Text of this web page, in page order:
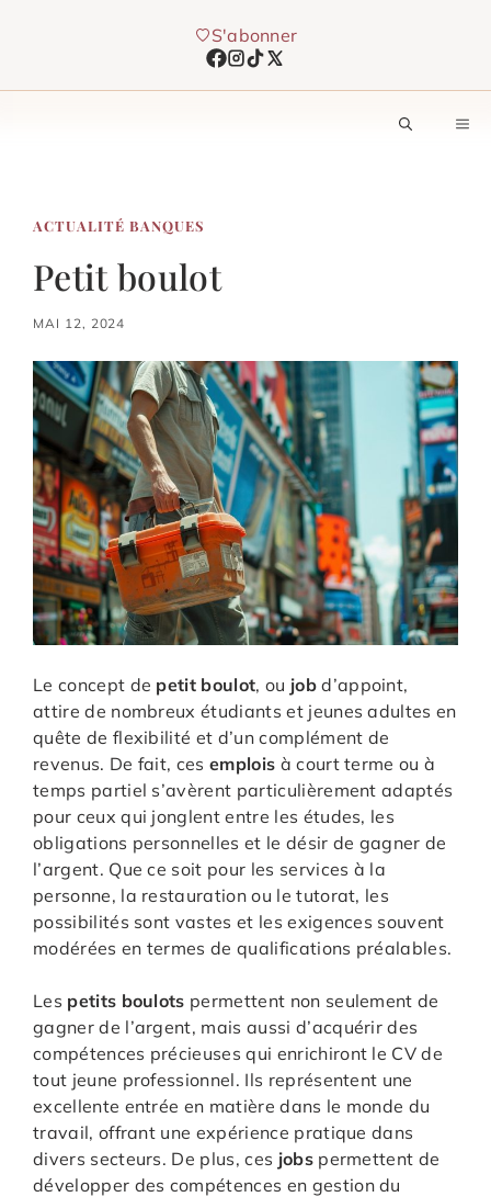
S'abonner
ACTUALITÉ BANQUES
Petit boulot
MAI 12, 2024
Le concept de petit boulot, ou jobd’appoint,
attire de nombreux étudiants et jeunes adultes en
quête de flexibilité et d’un complément de
revenus. De fait, cesemplois à court terme ou à
temps partiel s’avèrent particulièrement adaptés
pour ceux qui jonglent entre les études, les
obligations personnelles et le désir de gagner de
l’argent. Que ce soit pour les services à la
personne, la restauration ou le tutorat, les
possibilités sont vastes et les exigences souvent
modérées en termes de qualifications préalables.
Les petits boulots permettent non seulement de
gagner de l’argent, mais aussi d’acquérir des
compétences précieuses qui enrichiront le CV de
tout jeune professionnel. Ils représentent une
excellente entrée en matière dans le monde du
travail, offrant une expérience pratique dans
divers secteurs. De plus, ces jobspermettent de
développer des compétences en gestion du